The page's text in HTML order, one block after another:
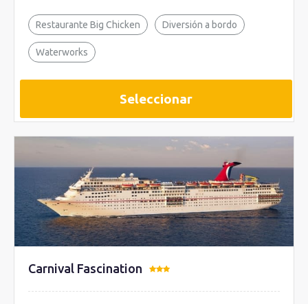
Restaurante Big Chicken Diversión a bordo
Waterworks
Seleccionar
Carnival Fascination